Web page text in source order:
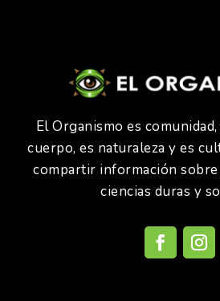
El Organismo es
cuerpo, es naturaleza y es
compartir información sobre
ciencias duras y